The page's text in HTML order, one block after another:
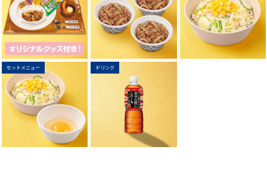
セットメニュー ドリンク